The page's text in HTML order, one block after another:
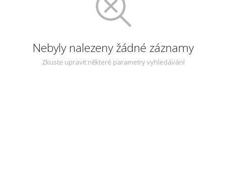
Nebyly nalezeny žádné záznamy
Zkuste upravit některé parametry vyhledávání